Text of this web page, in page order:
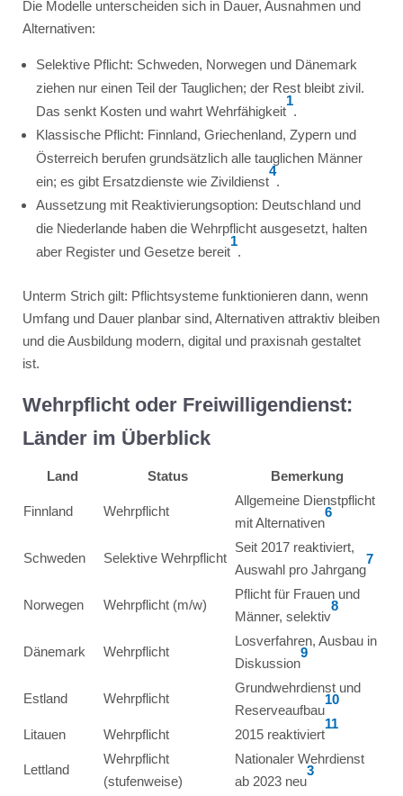
Die Modelle unterscheiden sich in Dauer, Ausnahmen und
Alternativen:
Selektive Pflicht: Schweden, Norwegen und Dänemark
ziehen nur einen Teil der Tauglichen; der Rest bleibt zivil.
Das senkt Kosten und wahrt Wehrfähigkeit
1
.
Klassische Pflicht: Finnland, Griechenland, Zypern und
Österreich berufen grundsätzlich alle tauglichen Männer
ein; es gibt Ersatzdienste wie Zivildienst
4
.
Aussetzung mit Reaktivierungsoption: Deutschland und
die Niederlande haben die Wehrpflicht ausgesetzt, halten
aber Register und Gesetze bereit
1
.
Unterm Strich gilt: Pflichtsysteme funktionieren dann, wenn
Umfang und Dauer planbar sind, Alternativen attraktiv bleiben
und die Ausbildung modern, digital und praxisnah gestaltet
ist.
Wehrpflicht oder Freiwilligendienst:
Länder im Überblick
Land Status Bemerkung
Finnland Wehrpflicht
Allgemeine Dienstpflicht
mit Alternativen
6
Schweden Selektive Wehrpflicht
Seit 2017 reaktiviert,
Auswahl pro Jahrgang
7
Norwegen Wehrpflicht (m/w)
Pflicht für Frauen und
Männer, selektiv
8
Dänemark Wehrpflicht
Losverfahren, Ausbau in
Diskussion
9
Estland Wehrpflicht
Grundwehrdienst und
Reserveaufbau
10
Litauen Wehrpflicht 2015 reaktiviert
11
Lettland
Wehrpflicht
(stufenweise)
Nationaler Wehrdienst
ab 2023 neu
3